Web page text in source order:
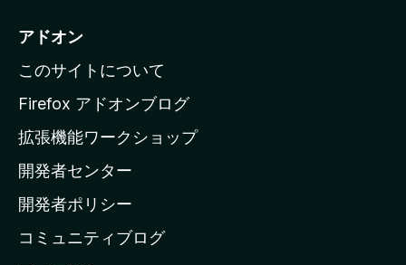
i
l
a
ホ
ー
ム
ー
アドオン
このサイトについて
Firefox アドオンブログ
拡張機能ワークショップ
開発者センター
開発者ポリシー
コミュニティブログ